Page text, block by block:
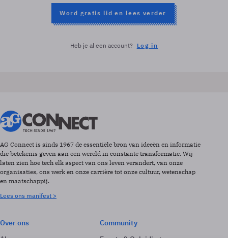
Word gratis lid en lees verder
Heb je al een account? Log in
AG Connect is sinds 1967 de essentiële bron van ideeën en informatie
die betekenis geven aan een wereld in constante transformatie. Wij
laten zien hoe tech elk aspect van ons leven verandert, van onze
organisaties, ons werk en onze carrière tot onze cultuur, wetenschap
en maatschappij.
Lees ons manifest >
Over ons
Community